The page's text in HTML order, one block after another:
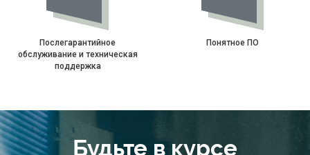
Послегарантийное
обслуживание и техническая
поддержка
Понятное ПО
Будьте в курсе